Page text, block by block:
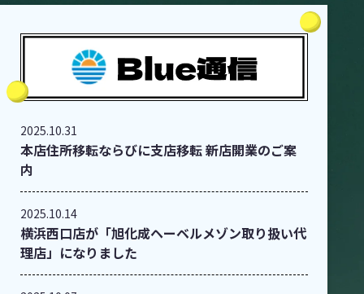
2025.10.31
本店住所移転ならびに支店移転 新店開業のご案
内
2025.10.14
横浜西口店が「旭化成ヘーベルメゾン取り扱い代
理店」になりました